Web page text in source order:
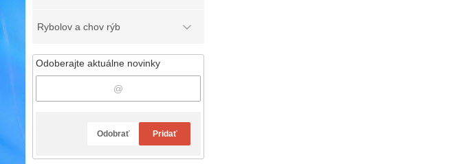
Rybolov a chov rýb
Odoberajte aktuálne novinky
Odobrať Pridať